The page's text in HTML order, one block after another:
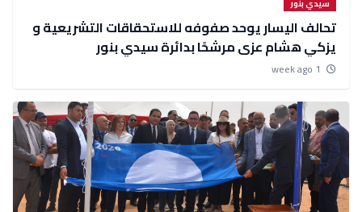
سيدي بنور
تحالف اليسار يوحد صفوفه للاستحقاقات التشريعية و
يزكي هشام عزى مرشحًا بدائرة سيدي بنور